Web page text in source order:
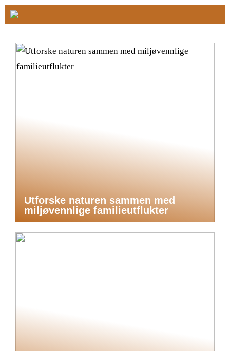
Utforske naturen sammen med
miljøvennlige familieutflukter